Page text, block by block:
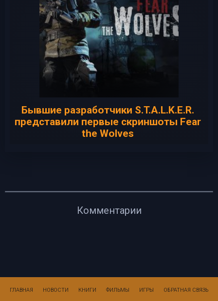
Бывшие разработчики S.T.A.L.K.E.R.
представили первые скриншоты Fear
the Wolves
Комментарии
ГЛАВНАЯ НОВОСТИ КНИГИ ФИЛЬМЫ ИГРЫ ОБРАТНАЯ СВЯЗЬ